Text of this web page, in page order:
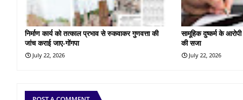
निर्माण कार्य को तत्काल प्रभाव से रुकवाकर गुणवत्ता की
जांच कराई जाए-गोंगपा
July 22, 2026
सामूहिक दुष्कर्म के
की सजा
July 22, 2026